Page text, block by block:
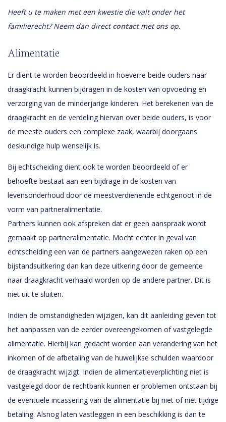
Heeft u te maken met een kwestie die valt onder het
familierecht? Neem dan direct contact met ons op.
Alimentatie
Er dient te worden beoordeeld in hoeverre beide ouders naar
draagkracht kunnen bijdragen in de kosten van opvoeding en
verzorging van de minderjarige kinderen. Het berekenen van de
draagkracht en de verdeling hiervan over beide ouders, is voor
de meeste ouders een complexe zaak, waarbij doorgaans
deskundige hulp wenselijk is.
Bij echtscheiding dient ook te worden beoordeeld of er
behoefte bestaat aan een bijdrage in de kosten van
levensonderhoud door de meestverdienende echtgenoot in de
vorm van partneralimentatie.
Partners kunnen ook afspreken dat er geen aanspraak wordt
gemaakt op partneralimentatie. Mocht echter in geval van
echtscheiding een van de partners aangewezen raken op een
bijstandsuitkering dan kan deze uitkering door de gemeente
naar draagkracht verhaald worden op de andere partner. Dit is
niet uit te sluiten.
Indien de omstandigheden wijzigen, kan dit aanleiding geven tot
het aanpassen van de eerder overeengekomen of vastgelegde
alimentatie. Hierbij kan gedacht worden aan verandering van het
inkomen of de afbetaling van de huwelijkse schulden waardoor
de draagkracht wijzigt. Indien de alimentatieverplichting niet is
vastgelegd door de rechtbank kunnen er problemen ontstaan bij
de eventuele incassering van de alimentatie bij niet of niet tijdige
betaling. Alsnog laten vastleggen in een beschikking is dan te